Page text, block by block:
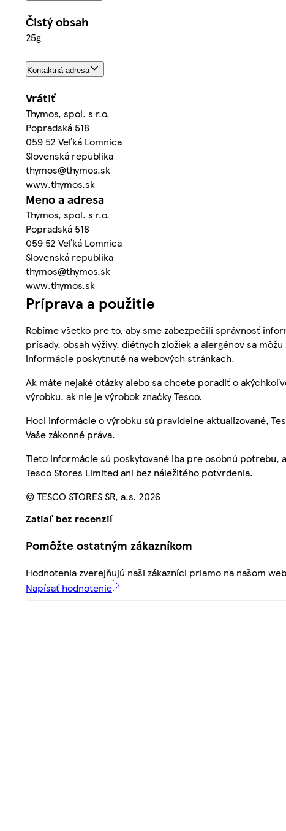
Čistý obsah
25g
Kontaktná adresa
Vrátiť
Thymos, spol. s r.o.
Popradská 518
059 52 Veľká Lomnica
Slovenská republika
thymos@thymos.sk
www.thymos.sk
Meno a adresa
Thymos, spol. s r.o.
Popradská 518
059 52 Veľká Lomnica
Slovenská republika
thymos@thymos.sk
www.thymos.sk
Príprava a použitie
Robíme všetko pre to, aby sme zabezpečili správnosť
prísady, obsah výživy, diétnych zložiek a alergénov sa
informácie poskytnuté na webových stránkach.
Ak máte nejaké otázky alebo sa chcete poradiť o
výrobku, ak nie je výrobok značky Tesco.
Hoci informácie o výrobku sú pravidelne aktualizované,
Vaše zákonné práva.
Tieto informácie sú poskytované iba pre osobnú potrebu,
Tesco Stores Limited ani bez náležitého potvrdenia.
© TESCO STORES SR, a.s. 2026
Zatiaľ bez recenzií
Pomôžte ostatným zákazníkom
Hodnotenia zverejňujú naši zákazníci priamo na našom
Napísať hodnotenie